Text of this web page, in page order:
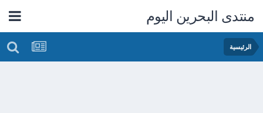
منتدى البحرين اليوم
الرئيسية